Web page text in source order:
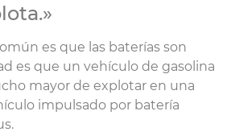
es que las baterías son
es que un vehículo de gasolina
mayor de explotar en una
impulsado por batería